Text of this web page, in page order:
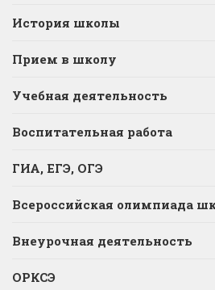
История школы
Прием в школу
Учебная деятельность
Воспитательная работа
ГИА, ЕГЭ, ОГЭ
Всероссийская олимпиада
Внеурочная деятельность
ОРКСЭ